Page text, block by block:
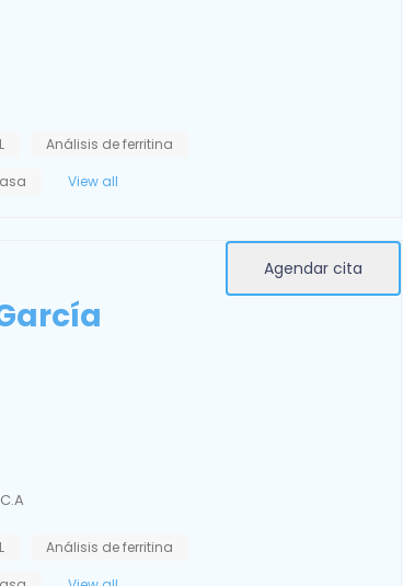
Análisis de ferritina
View all
Análisis de ferritina
Agendar cita